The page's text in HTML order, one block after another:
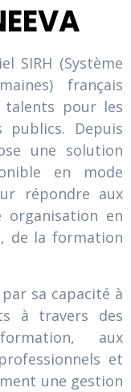
SIRH (Système
français
talents pour les
publics. Depuis
une solution
en mode
répondre aux
organisation en
de la formation
sa capacité à
à travers des
aux
et
une gestion